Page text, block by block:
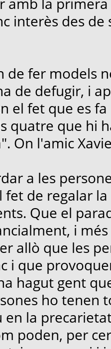
amb la
interès des
de fer models
de defugir, i
el fet que es
quatre que hi
On l'amic
a les
fet de regalar
Que el
i
allò que les
i que
hagut gent
ho tenen
la
poden, per